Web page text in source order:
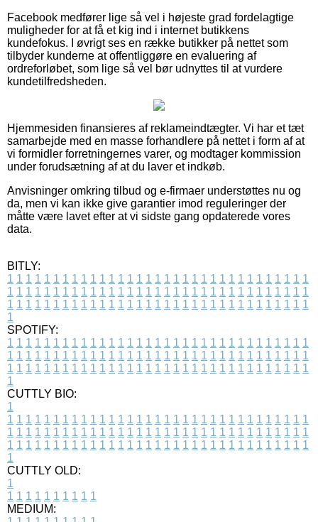
Facebook medfører lige så vel i højeste grad fordelagtige
muligheder for at få et kig ind i internet butikkens
kundefokus. I øvrigt ses en række butikker på nettet som
tilbyder kunderne at offentliggøre en evaluering af
ordreforløbet, som lige så vel bør udnyttes til at vurdere
kundetilfredsheden.
Hjemmesiden finansieres af reklameindtægter. Vi har et tæt
samarbejde med en masse forhandlere på nettet i form af at
vi formidler forretningernes varer, og modtager kommission
under forudsætning af at du laver et indkøb.
Anvisninger omkring tilbud og e-firmaer understøttes nu og
da, men vi kan ikke give garantier imod reguleringer der
måtte være lavet efter at vi sidste gang opdaterede vores
data.
BITLY:
1 1 1 1 1 1 1 1 1 1 1 1 1 1 1 1 1 1 1 1 1 1 1 1 1 1 1 1 1 1 1 1 1
1 1 1 1 1 1 1 1 1 1 1 1 1 1 1 1 1 1 1 1 1 1 1 1 1 1 1 1 1 1 1 1 1
1 1 1 1 1 1 1 1 1 1 1 1 1 1 1 1 1 1 1 1 1 1 1 1 1 1 1 1 1 1 1 1 1
1
SPOTIFY:
1 1 1 1 1 1 1 1 1 1 1 1 1 1 1 1 1 1 1 1 1 1 1 1 1 1 1 1 1 1 1 1 1
1 1 1 1 1 1 1 1 1 1 1 1 1 1 1 1 1 1 1 1 1 1 1 1 1 1 1 1 1 1 1 1 1
1 1 1 1 1 1 1 1 1 1 1 1 1 1 1 1 1 1 1 1 1 1 1 1 1 1 1 1 1 1 1 1 1
1
CUTTLY BIO:
1
1 1 1 1 1 1 1 1 1 1 1 1 1 1 1 1 1 1 1 1 1 1 1 1 1 1 1 1 1 1 1 1 1
1 1 1 1 1 1 1 1 1 1 1 1 1 1 1 1 1 1 1 1 1 1 1 1 1 1 1 1 1 1 1 1 1
1 1 1 1 1 1 1 1 1 1 1 1 1 1 1 1 1 1 1 1 1 1 1 1 1 1 1 1 1 1 1 1 1
1
CUTTLY OLD:
1
1 1 1 1 1 1 1 1 1 1
MEDIUM: